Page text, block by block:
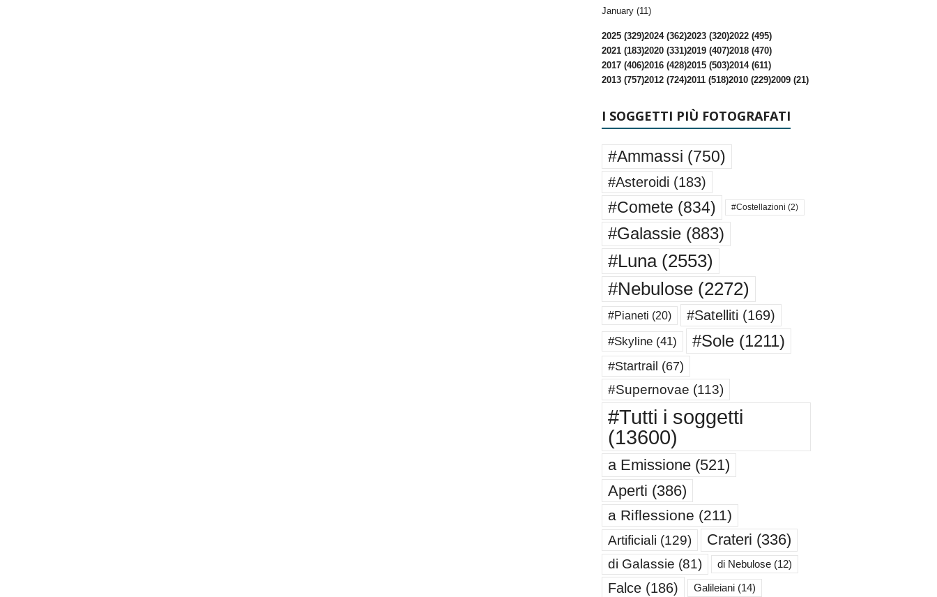
January (11)
2025 (329)2024 (362)2023 (320)2022 (495)
2021 (183)2020 (331)2019 (407)2018 (470)
2017 (406)2016 (428)2015 (503)2014 (611)
2013 (757)2012 (724)2011 (518)2010 (229)2009 (21)
I SOGGETTI PIÙ FOTOGRAFATI
#Ammassi (750)
#Asteroidi (183)
#Comete (834) #Costellazioni (2)
#Galassie(883)
#Luna(2553)
#Nebulose(2272)
#Pianeti (20) #Satelliti (169)
#Skyline(41) #Sole(1211)
#Startrail (67)
#Supernovae (113)
#Tutti i soggetti
(13600)
a Emissione(521)
Aperti (386)
a Riflessione (211)
Artificiali (129) Crateri (336)
di Galassie (81) di Nebulose(12)
Falce(186) Galileiani(14)